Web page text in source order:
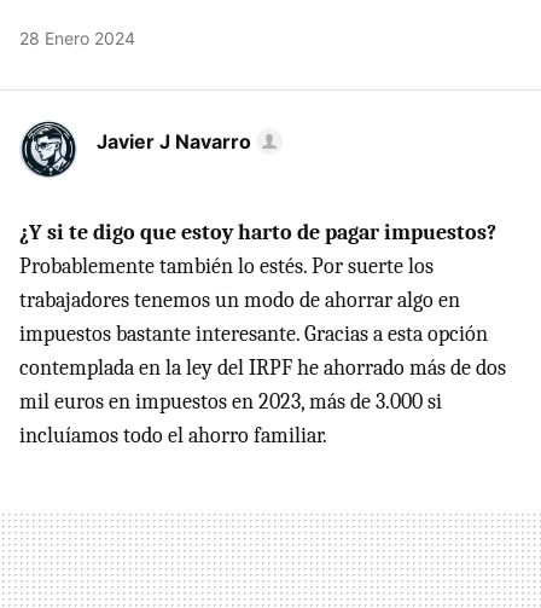
28 Enero 2024
Javier J Navarro
¿Y si te digo que estoy harto de pagar impuestos?
Probablemente también lo estés. Por suerte los
trabajadores tenemos un modo de ahorrar algo en
impuestos bastante interesante. Gracias a esta opción
contemplada en la ley del IRPF he ahorrado más de dos
mil euros en impuestos en 2023, más de 3.000 si
incluíamos todo el ahorro familiar.